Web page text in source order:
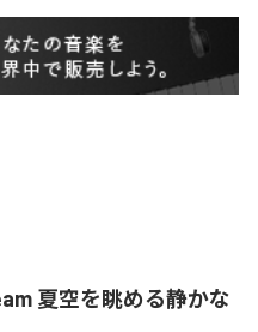
夏空を眺める静かな